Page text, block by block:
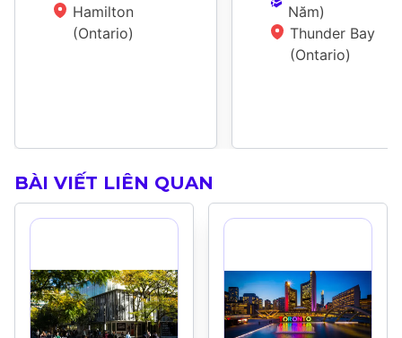
Hamilton
(Ontario)
Năm)
Thunder Bay
(Ontario)
BÀI VIẾT LIÊN QUAN